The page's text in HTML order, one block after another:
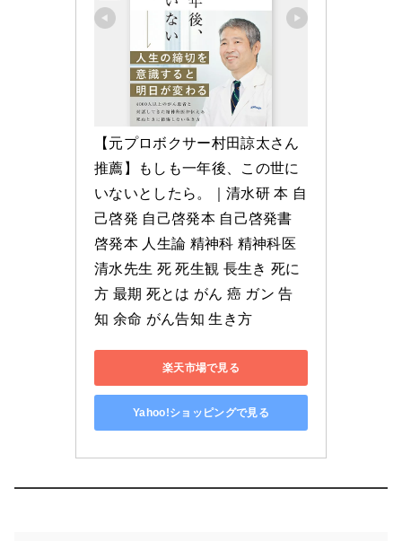
【元プロボクサー村田諒太さん
推薦】もしも一年後、この世に
いないとしたら。｜清水研 本 自
己啓発 自己啓発本 自己啓発書
啓発本 人生論 精神科 精神科医
清水先生 死 死生観 長生き 死に
方 最期 死とは がん 癌 ガン 告
知 余命 がん告知 生き方
楽天市場で見る
Yahoo!ショッピングで見る